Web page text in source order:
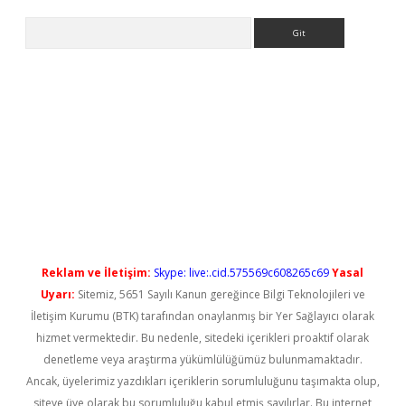
Reklam ve İletişim: Skype: live:.cid.575569c608265c69Yasal
Uyarı: Sitemiz, 5651 Sayılı Kanun gereğince Bilgi Teknolojileri ve
İletişim Kurumu (BTK) tarafından onaylanmış bir Yer Sağlayıcı olarak
hizmet vermektedir. Bu nedenle, sitedeki içerikleri proaktif olarak
denetleme veya araştırma yükümlülüğümüz bulunmamaktadır.
Ancak, üyelerimiz yazdıkları içeriklerin sorumluluğunu taşımakta olup,
siteye üye olarak bu sorumluluğu kabul etmiş sayılırlar. Bu internet